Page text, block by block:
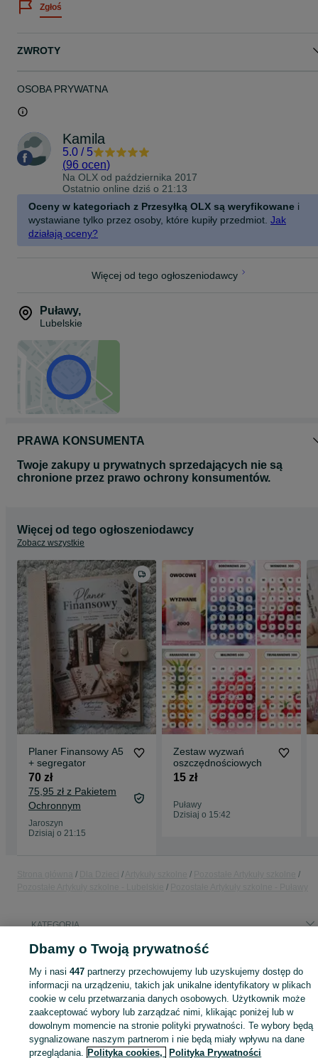
Zgłoś
ZWROTY
OSOBA PRYWATNA
Kamila
5.0 / 5
(96 ocen)
Na OLX od października 2017
Ostatnio online dziś o 21:13
Oceny w kategoriach z Przesyłką OLX są weryfikowane i
wystawiane tylko przez osoby, które kupiły przedmiot. Jak
działają oceny?
Więcej od tego ogłoszeniodawcy
Puławy,
Lubelskie
PRAWA KONSUMENTA
Twoje zakupy u prywatnych sprzedających nie są
chronione przez prawo ochrony konsumentów.
Więcej od tego ogłoszeniodawcy
Zobacz wszystkie
Planer Finansowy A5
+ segregator
70 zł
75,95 zł z Pakietem
Ochronnym
Jaroszyn
Dzisiaj o 21:15
Zestaw wyzwań
oszczędnościowych
15 zł
Puławy
Dzisiaj o 15:42
KATEGORIA
Zaloguj się lub załóż konto na OLX, aby skontaktować się z
sprzedającym
Dbamy o Twoją prywatność
My i nasi447 partnerzy przechowujemy lub uzyskujemy dostęp do
informacji na urządzeniu, takich jak unikalne identyfikatory w plikach
cookie w celu przetwarzania danych osobowych. Użytkownik może
zaakceptować wybory lub zarządzać nimi, klikając poniżej lub w
dowolnym momencie na stronie polityki prywatności. Te wybory będą
sygnalizowane naszym partnerom i nie będą miały wpływu na dane
przeglądania. Polityka cookies, Polityka Prywatności